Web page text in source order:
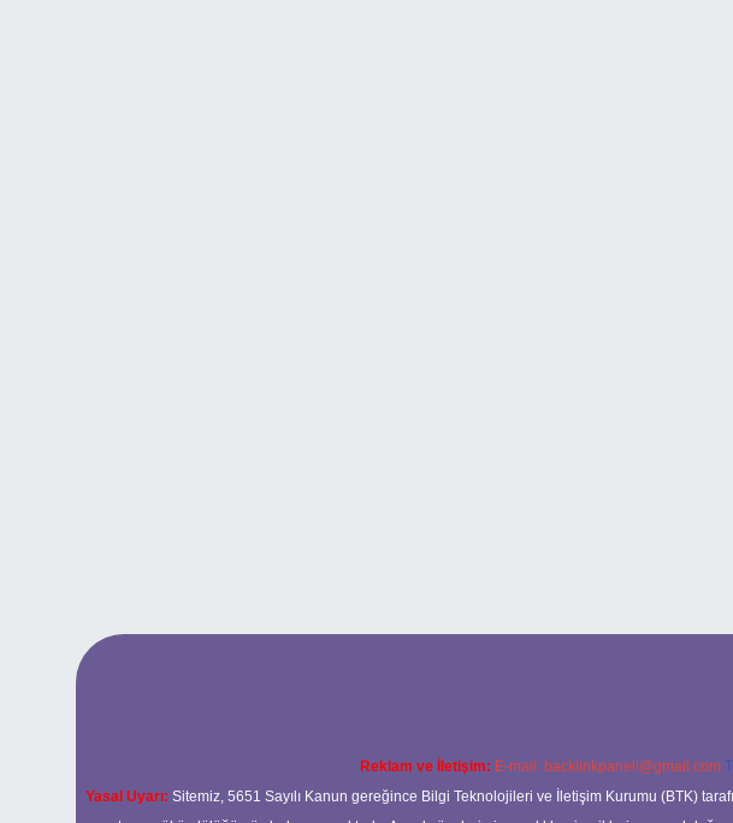
Reklam ve İletişim: E-mail: backlinkpaneli@gmail.com
Yasal Uyarı: Sitemiz, 5651 Sayılı Kanun gereğince Bilgi Teknolojileri ve İletişim Kurumu (BTK)